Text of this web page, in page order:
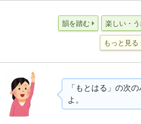
韻を踏む 楽しい・
もっと見る
「もとはる」の次
よ。